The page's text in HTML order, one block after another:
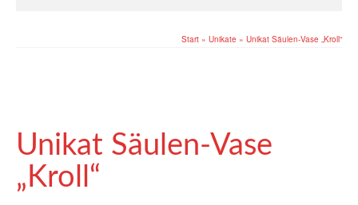
Start » Unikate » Unikat Säulen-Vase „Kroll“
Unikat Säulen-Vase
„Kroll“